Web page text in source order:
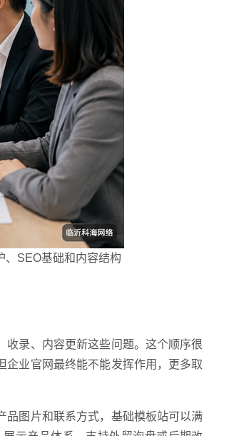
、SEO基础和内容结构
录、内容更新这些问题。这个顺序很
企业官网最终能不能发挥作用，更多取
品图片和联系方式，基础模板站可以满